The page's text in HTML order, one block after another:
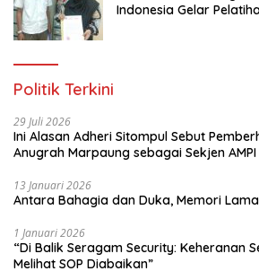
Indonesia Gelar
Politik Terkini
29 Juli 2026
Ini Alasan Adheri Sitompul Sebut
Anugrah Marpaung sebagai Sekjen
13 Januari 2026
Antara Bahagia dan Duka, Memori
1 Januari 2026
“Di Balik Seragam Security: Keheranan
Melihat SOP Diabaikan”